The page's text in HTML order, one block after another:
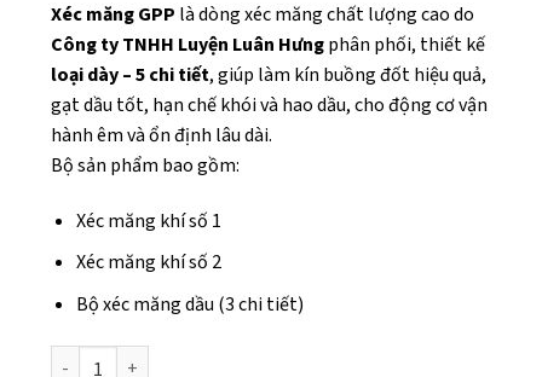
Xéc măng GPP là dòng xéc măng chất lượng cao do
Công ty TNHH Luyện Luân Hưngphân phối, thiết kế
loại dày – 5 chi tiết, giúp làm kín buồng đốt hiệu quả,
gạt dầu tốt, hạn chế khói và hao dầu, cho động cơ vận
hành êm và ổn định lâu dài.
Bộ sản phẩm bao gồm:
Xéc măng khí số 1
Xéc măng khí số 2
Bộ xéc măng dầu (3 chi tiết)
XÉC MĂNG GPP CAO CẤP - HONDA SH150 (D, M) số lượng